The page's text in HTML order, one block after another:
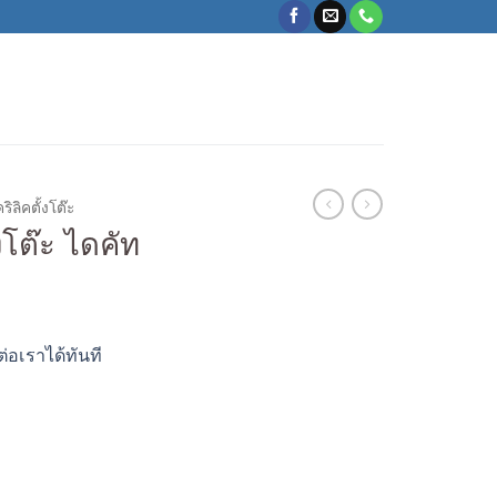
ลิคตั้งโต๊ะ
ต๊ะ ไดคัท
อเราได้ทันที